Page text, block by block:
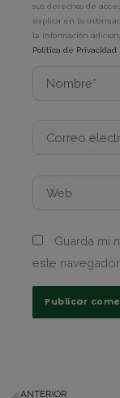
sus derechos de
explica en la
la información
Política de Privacidad
Nombre*
Correo
Web
Guarda mi
este
ANTERIOR